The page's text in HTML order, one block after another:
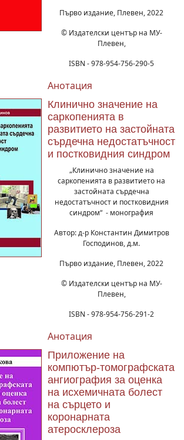
Първо издание, Плевен, 2022
© Издателски център на МУ-
Плевен,
ISBN - 978-954-756-290-5
Анотация
Клинично значение на
саркопенията в
развитието на застойната
сърдечна недостатъчност
и постковидния синдром
„Клинично значение на
саркопенията в развитието на
застойната сърдечна
недостатъчност и постковидния
синдром“ - монография
Автор: д-р Константин Димитров
Господинов, д.м.
Първо издание, Плевен, 2022
© Издателски център на МУ-
Плевен,
ISBN - 978-954-756-291-2
Анотация
Приложение на
компютър-томографската
ангиография за оценка
на исхемичната болест
на сърцето и
коронарната
атеросклероза